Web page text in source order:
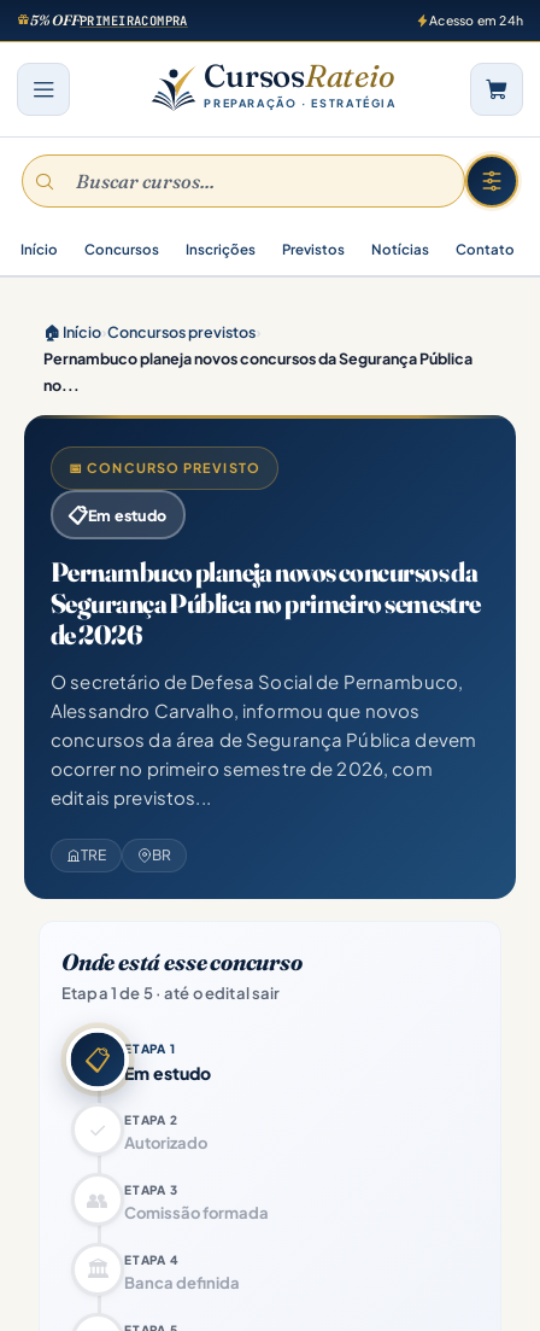
5% OFFPRIMEIRACOMPRA Acesso em 24h
CursosRateio
PREPARAÇÃO · ESTRATÉGIA
Início Concursos Inscrições Previstos Notícias Contato
🏠 Início›Concursos previstos›
Pernambuco planeja novos concursos da Segurança Pública
no...
📅 CONCURSO PREVISTO
📋Em estudo
Pernambuco planeja novos concursos da
Segurança Pública no primeiro semestre
de 2026
O secretário de Defesa Social de Pernambuco,
Alessandro Carvalho, informou que novos
concursos da área de Segurança Pública devem
ocorrer no primeiro semestre de 2026, com
editais previstos...
TRE BR
Onde está esse concurso
Etapa 1 de 5 · até o edital sair
📋 ETAPA 1
Em estudo
✓ ETAPA 2
Autorizado
👥 ETAPA 3
Comissão formada
🏛️ ETAPA 4
Banca definida